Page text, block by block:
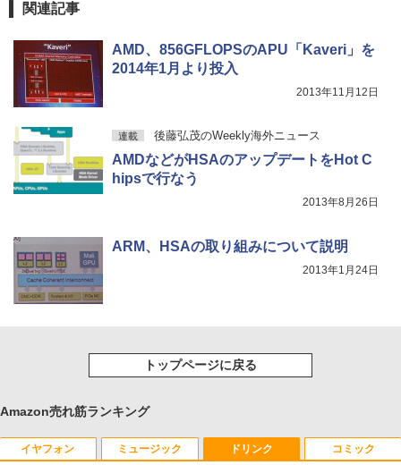
関連記事
AMD、856GFLOPSのAPU「Kaveri」を
2014年1月より投入
2013年11月12日
連載 後藤弘茂のWeekly海外ニュース
AMDなどがHSAのアップデートをHot C
hipsで行なう
2013年8月26日
ARM、HSAの取り組みについて説明
2013年1月24日
トップページに戻る
Amazon売れ筋ランキング
イヤフォン ミュージック ドリンク コミック